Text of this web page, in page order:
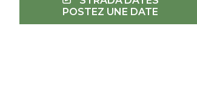
POSTEZ UNE DATE